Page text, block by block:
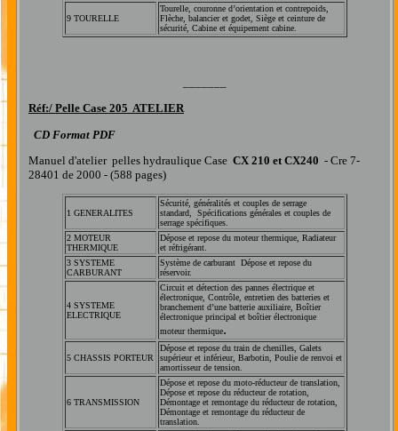
9 TOURELLE
Tourelle, couronne d’orientation et contrepoids,
Flèche, balancier et godet, Siège et ceinture de
sécurité, Cabine et équipement cabine.
Réf:/ Pelle Case 205 ATELIER
CD Format PDF
Manuel d'atelier pelles hydraulique Case CX 210 et CX240 - Cre 7-
28401 de 2000 - (588 pages)
1 GENERALITES
Sécurité, généralités et couples de serrage
standard, Spécifications générales et couples de
serrage spécifiques.
2 MOTEUR
THERMIQUE
Dépose et repose du moteur thermique, Radiateur
et réfrigérant.
3 SYSTEME
CARBURANT
Système de carburant Dépose et repose du
réservoir.
4 SYSTEME
ELECTRIQUE
Circuit et détection des pannes électrique et
électronique, Contrôle, entretien des batteries et
branchement d’une batterie auxiliaire, Boîtier
électronique principal et boîtier électronique
moteur thermique.
5 CHASSIS PORTEUR
Dépose et repose du train de chenilles, Galets
supérieur et inférieur, Barbotin, Poulie de renvoi et
amortisseur de tension.
6 TRANSMISSION
Dépose et repose du moto-réducteur de translation,
Dépose et repose du réducteur de rotation,
Démontage et remontage du réducteur de rotation,
Démontage et remontage du réducteur de
translation.